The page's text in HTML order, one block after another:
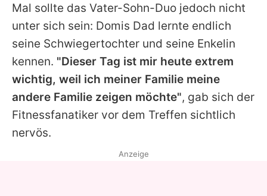
Mal sollte das Vater-Sohn-Duo jedoch nicht
unter sich sein: Domis Dad lernte endlich
seine Schwiegertochter und seine Enkelin
kennen. "Dieser Tag ist mir heute extrem
wichtig, weil ich meiner Familie meine
andere Familie zeigen möchte", gab sich der
Fitnessfanatiker vor dem Treffen sichtlich
nervös.
Anzeige